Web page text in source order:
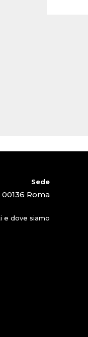
Sede
Roma
e dove siamo